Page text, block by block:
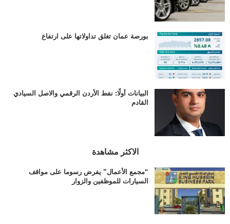
بورصة عمان تغلق تداولاتها على ارتفاع
البيانات أولًا: نفط الأردن الرقمي والاصل السيادي
القادم
الاكثر مشاهدة
“مجمع الأعمال” يفرض رسوما على مواقف
السيارات للموظفين والزوار